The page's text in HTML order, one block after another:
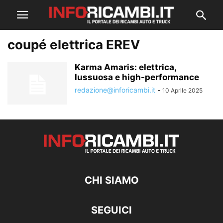
coupé elettrica EREV
Karma Amaris: elettrica,
lussuosa e high-performance
redazione@inforicambi.it - 10 Aprile 2025
CHI SIAMO
SEGUICI